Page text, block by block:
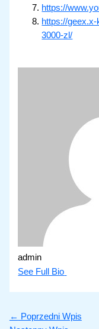
https://
https://
3000-zl/
admin
See Full Bio
← Poprzedni Wpis